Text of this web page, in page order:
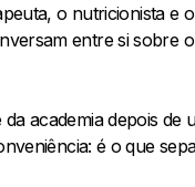
o nutricionista e o
entre si sobre
academia depois de
é o que